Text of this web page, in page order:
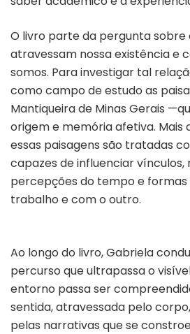
O livro parte da pergunta sobre
atravessam nossa existência e
somos. Para investigar tal
como campo de estudo as
Mantiqueira de Minas Gerais
origem e memória afetiva. Mais
essas paisagens são tratadas
capazes de influenciar vínculos,
percepções do tempo e
trabalho e com o outro.
Ao longo do livro, Gabriela
percurso que ultrapassa o
entorno passa ser
sentida, atravessada pelo
pelas narrativas que se